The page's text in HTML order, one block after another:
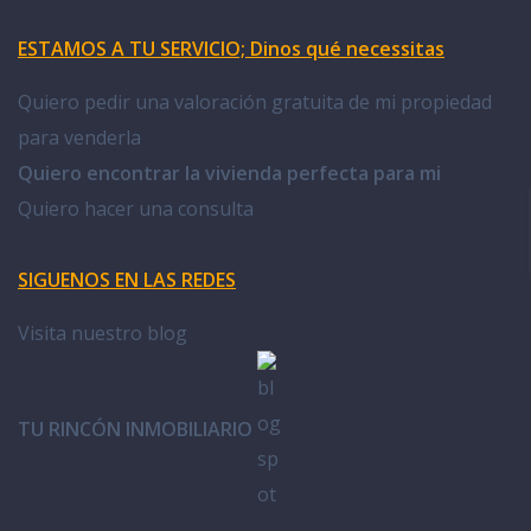
ESTAMOS A TU SERVICIO; Dinos qué necessitas
Quiero pedir una valoración gratuita de mi propiedad
para venderla
Quiero encontrar la vivienda perfecta para mi
Quiero hacer una consulta
SIGUENOS EN LAS REDES
Visita nuestro blog
TU RINCÓN INMOBILIARIO